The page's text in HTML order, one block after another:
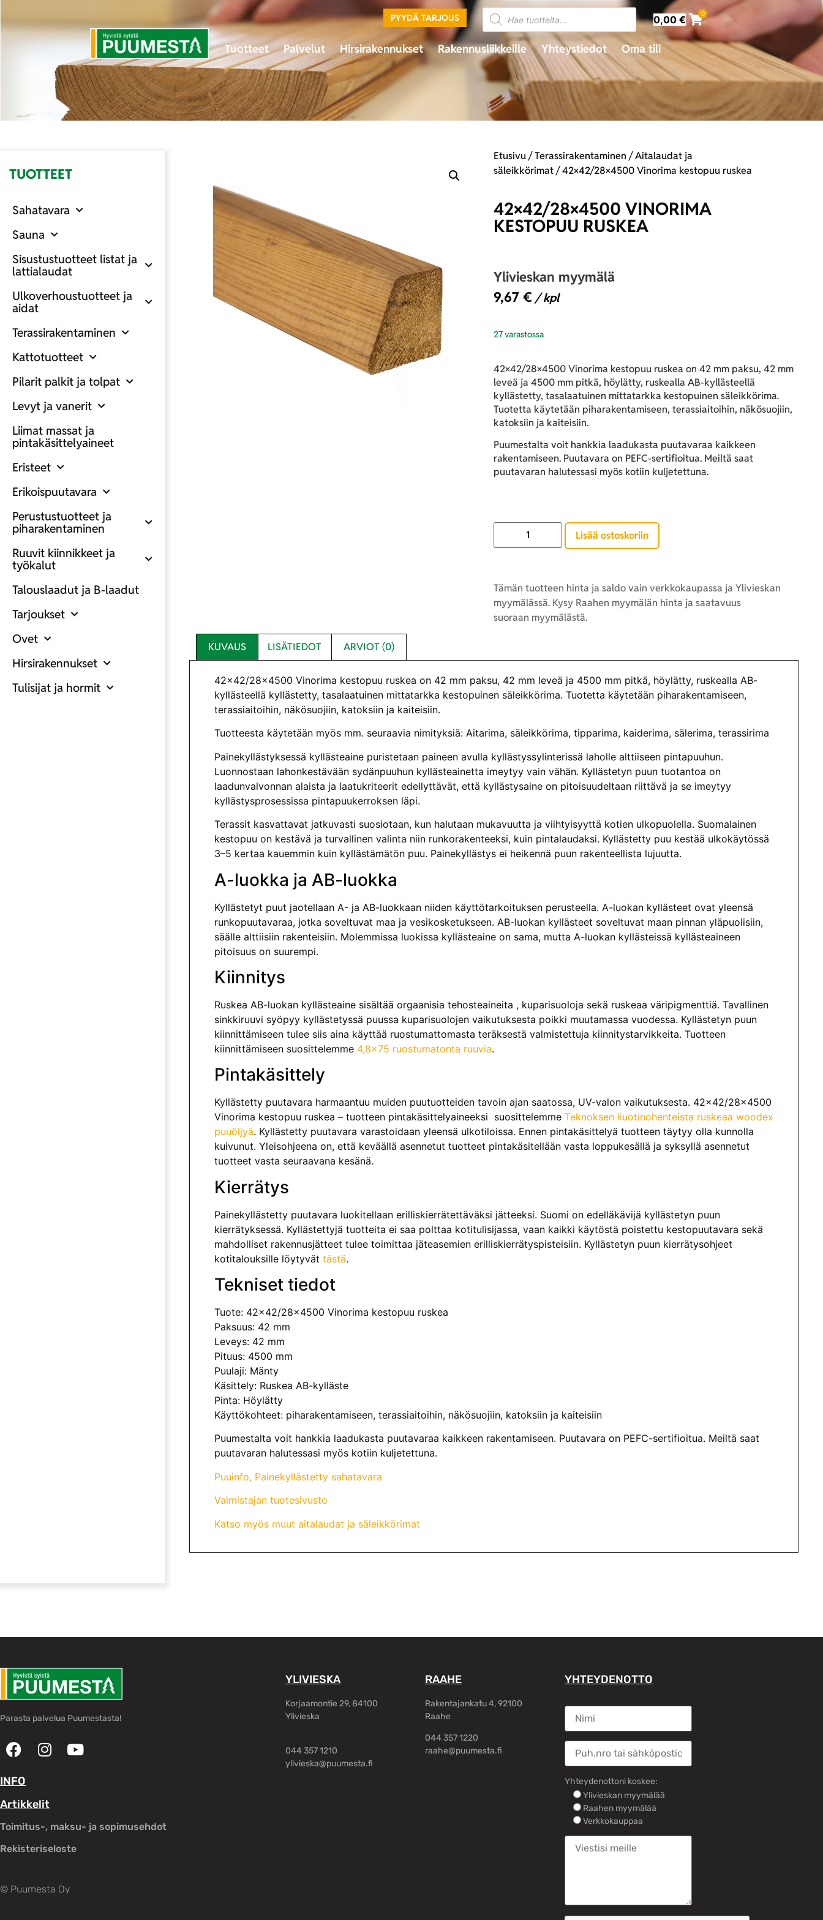
PYYDÄ TARJOUS 0,00€ 0
Tuotteet Palvelut Hirsirakennukset Rakennusliikkeille Yhteystiedot Oma tili
TUOTTEET
Sahatavara
Sauna
Sisustustuotteet listat ja
lattialaudat
Ulkoverhoustuotteet ja
aidat
Terassirakentaminen
Kattotuotteet
Pilarit palkit ja tolpat
Levyt ja vanerit
Liimat massat ja
pintakäsittelyaineet
Eristeet
Erikoispuutavara
Perustustuotteet ja
piharakentaminen
Ruuvit kiinnikkeet ja
työkalut
Talouslaadut ja B-laadut
Tarjoukset
Ovet
Hirsirakennukset
Tulisijat ja hormit
Etusivu/Terassirakentaminen /Aitalaudat ja
säleikkörimat/ 42×42/28×4500 Vinorima kestopuu ruskea
42×42/28×4500 VINORIMA
KESTOPUU RUSKEA
Ylivieskan myymälä
9,67€ / kpl
27 varastossa
42×42/28×4500 Vinorima kestopuu ruskea on 42 mm paksu, 42 mm
leveä ja 4500 mm pitkä, höylätty, ruskealla AB-kyllästeellä
kyllästetty, tasalaatuinen mittatarkka kestopuinen säleikkörima.
Tuotetta käytetään piharakentamiseen, terassiaitoihin, näkösuojiin,
katoksiin ja kaiteisiin.
Puumestalta voit hankkia laadukasta puutavaraa kaikkeen
rakentamiseen. Puutavara on PEFC-sertifioitua. Meiltä saat
puutavaran halutessasi myös kotiin kuljetettuna.
Lisää ostoskoriin
Tämän tuotteen hinta ja saldo vain verkkokaupassa ja Ylivieskan
myymälässä. Kysy Raahen myymälän hinta ja saatavuus
suoraan myymälästä.
KUVAUS LISÄTIEDOT ARVIOT (0)
42×42/28×4500 Vinorima kestopuu ruskea on 42 mm paksu, 42 mm leveä ja 4500 mm pitkä, höylätty, ruskealla AB-
kyllästeellä kyllästetty, tasalaatuinen mittatarkka kestopuinen säleikkörima. Tuotetta käytetään piharakentamiseen,
terassiaitoihin, näkösuojiin, katoksiin ja kaiteisiin.
Tuotteesta käytetään myös mm. seuraavia nimityksiä: Aitarima, säleikkörima, tipparima, kaiderima, sälerima, terassirima
Painekyllästyksessä kyllästeaine puristetaan paineen avulla kyllästyssylinterissä laholle alttiiseen pintapuuhun.
Luonnostaan lahonkestävään sydänpuuhun kyllästeainetta imeytyy vain vähän. Kyllästetyn puun tuotantoa on
laadunvalvonnan alaista ja laatukriteerit edellyttävät, että kyllästysaine on pitoisuudeltaan riittävä ja se imeytyy
kyllästysprosessissa pintapuukerroksen läpi.
Terassit kasvattavat jatkuvasti suosiotaan, kun halutaan mukavuutta ja viihtyisyyttä kotien ulkopuolella. Suomalainen
kestopuu on kestävä ja turvallinen valinta niin runkorakenteeksi, kuin pintalaudaksi. Kyllästetty puu kestää ulkokäytössä
3–5 kertaa kauemmin kuin kyllästämätön puu. Painekyllästys ei heikennä puun rakenteellista lujuutta.
A-luokka ja AB-luokka
Kyllästetyt puut jaotellaan A- ja AB-luokkaan niiden käyttötarkoituksen perusteella. A-luokan kyllästeet ovat yleensä
runkopuutavaraa, jotka soveltuvat maa ja vesikosketukseen. AB-luokan kyllästeet soveltuvat maan pinnan yläpuolisiin,
säälle alttiisiin rakenteisiin. Molemmissa luokissa kyllästeaine on sama, mutta A-luokan kyllästeissä kyllästeaineen
pitoisuus on suurempi.
Kiinnitys
Ruskea AB-luokan kyllästeaine sisältää orgaanisia tehosteaineita , kuparisuoloja sekä ruskeaa väripigmenttiä. Tavallinen
sinkkiruuvi syöpyy kyllästetyssä puussa kuparisuolojen vaikutuksesta poikki muutamassa vuodessa. Kyllästetyn puun
kiinnittämiseen tulee siis aina käyttää ruostumattomasta teräksestä valmistettuja kiinnitystarvikkeita. Tuotteen
kiinnittämiseen suosittelemme 4,8×75 ruostumatonta ruuvia.
Pintakäsittely
Kyllästetty puutavara harmaantuu muiden puutuotteiden tavoin ajan saatossa, UV-valon vaikutuksesta. 42×42/28×4500
Vinorima kestopuu ruskea – tuotteen pintakäsittelyaineeksi suosittelemme Teknoksen liuotinohenteista ruskeaa woodex
puuöljyä. Kyllästetty puutavara varastoidaan yleensä ulkotiloissa. Ennen pintakäsittelyä tuotteen täytyy olla kunnolla
kuivunut. Yleisohjeena on, että keväällä asennetut tuotteet pintakäsitellään vasta loppukesällä ja syksyllä asennetut
tuotteet vasta seuraavana kesänä.
Kierrätys
Painekyllästetty puutavara luokitellaan erilliskierrätettäväksi jät­teeksi. Suomi on edelläkävijä kyllästetyn puun
kierrätyksessä. Kyllästettyjä tuotteita ei saa polttaa kotitulisijassa, vaan kaikki käytöstä poistettu kestopuutavara sekä
mah­dolliset rakennusjätteet tulee toimittaa jäteasemien erilliskierrätyspisteisiin. Kyllästetyn puun kierrätysohjeet
kotitalouksille löytyvät tästä.
Tekniset tiedot
Tuote: 42×42/28×4500 Vinorima kestopuu ruskea
Paksuus: 42 mm
Leveys: 42 mm
Pituus: 4500 mm
Puulaji: Mänty
Käsittely: Ruskea AB-kylläste
Pinta: Höylätty
Käyttökohteet: piharakentamiseen, terassiaitoihin, näkösuojiin, katoksiin ja kaiteisiin
Puumestalta voit hankkia laadukasta puutavaraa kaikkeen rakentamiseen. Puutavara on PEFC-sertifioitua. Meiltä saat
puutavaran halutessasi myös kotiin kuljetettuna.
Puuinfo, Painekyllästetty sahatavara
Valmistajan tuotesivusto
Katso myös muut aitalaudat ja säleikkörimat
Parasta palvelua Puumestasta!
INFO
Artikkelit
Toimitus-, maksu- ja sopimusehdot
Rekisteriseloste
© Puumesta Oy
YLIVIESKA
Korjaamontie 29, 84100
Ylivieska
044 357 1210
ylivieska@puumesta.fi
RAAHE
Rakentajankatu 4, 92100
Raahe
044 357 1220
raahe@puumesta.fi
YHTEYDENOTTO
Yhteydenottoni koskee:
Ylivieskan myymälää
Raahen myymälää
Verkkokauppaa